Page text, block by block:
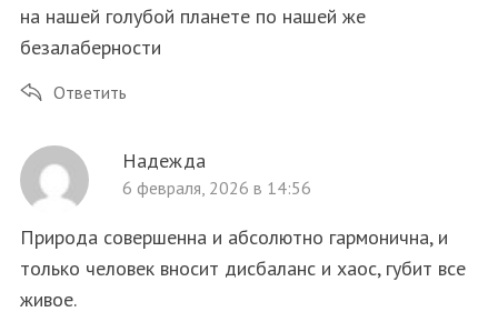
на нашей голубой планете по нашей же
безалаберности
Ответить
Надежда
6 февраля, 2026 в 14:56
Природа совершенна и абсолютно гармонична, и
только человек вносит дисбаланс и хаос, губит все
живое.